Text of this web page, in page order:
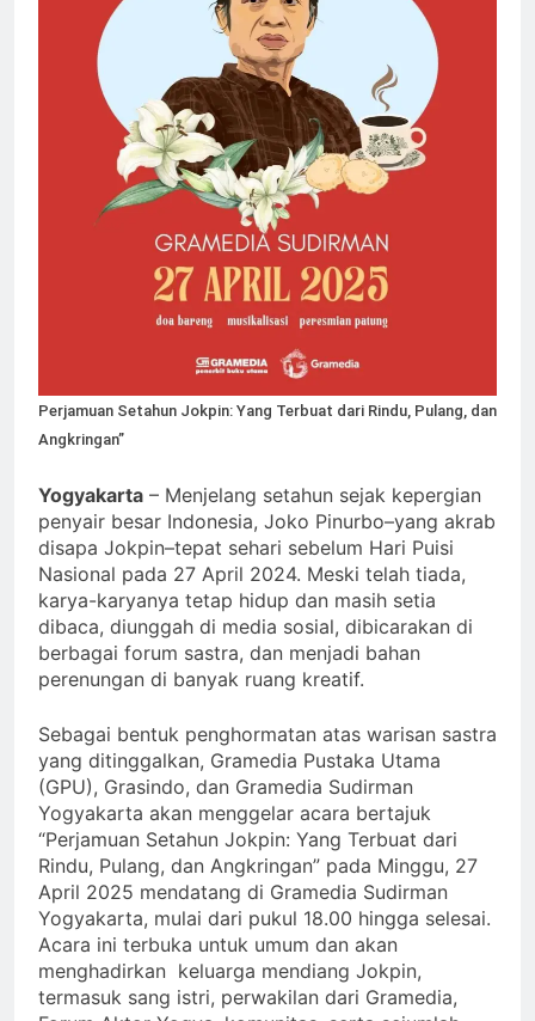
Perjamuan Setahun Jokpin: Yang Terbuat dari Rindu, Pulang, dan
Angkringan”
Yogyakarta – Menjelang setahun sejak kepergian
penyair besar Indonesia, Joko Pinurbo–yang akrab
disapa Jokpin–tepat sehari sebelum Hari Puisi
Nasional pada 27 April 2024. Meski telah tiada,
karya-karyanya tetap hidup dan masih setia
dibaca, diunggah di media sosial, dibicarakan di
berbagai forum sastra, dan menjadi bahan
perenungan di banyak ruang kreatif.
Sebagai bentuk penghormatan atas warisan sastra
yang ditinggalkan, Gramedia Pustaka Utama
(GPU), Grasindo, dan Gramedia Sudirman
Yogyakarta akan menggelar acara bertajuk
“Perjamuan Setahun Jokpin: Yang Terbuat dari
Rindu, Pulang, dan Angkringan” pada Minggu, 27
April 2025 mendatang di Gramedia Sudirman
Yogyakarta, mulai dari pukul 18.00 hingga selesai.
Acara ini terbuka untuk umum dan akan
menghadirkan keluarga mendiang Jokpin,
termasuk sang istri, perwakilan dari Gramedia,